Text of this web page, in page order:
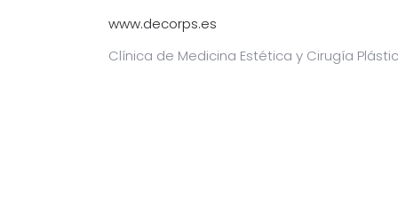
www.decorps.es
Clínica de Medicina Estética y Cirugía